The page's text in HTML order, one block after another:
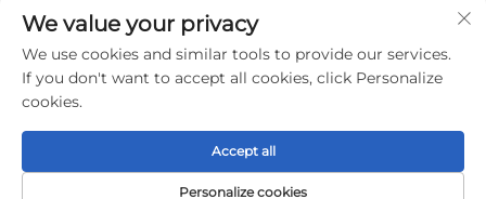
Volg ons
Copyright © 2024 by Xiamen Tongchengjianhui Industry & Trade Co.,
Ltd. -Privacybeleid
We value your privacy
We use cookies and similar tools to provide our services.
If you don't want to accept all cookies, click Personalize
cookies.
Personalize cookies
Accept all